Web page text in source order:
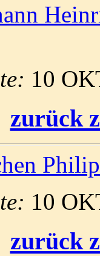
10
zurück
10
zurück